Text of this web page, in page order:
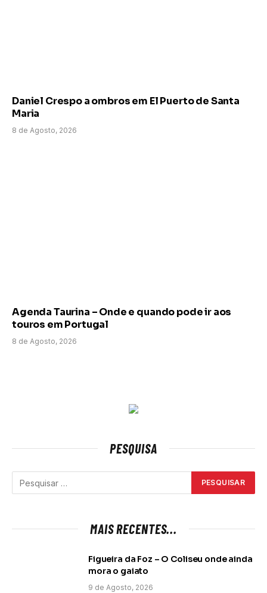
Daniel Crespo a ombros em El Puerto de Santa
Maria
8 de Agosto, 2026
Agenda Taurina – Onde e quando pode ir aos
touros em Portugal
8 de Agosto, 2026
PESQUISA
MAIS RECENTES...
Figueira da Foz – O Coliseu onde ainda
mora o gaiato
9 de Agosto, 2026